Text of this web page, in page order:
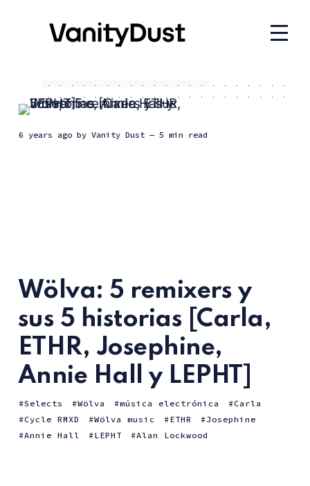
6 years agoby Vanity Dust — 5 min read
Wölva: 5 remixers y
sus 5 historias [Carla,
ETHR, Josephine,
Annie Hall y LEPHT]
Selects Wölva música electrónica
Carla
Cycle RMXD
Wölva music ETHR
Josephine
Annie Hall
LEPHT Alan Lockwood